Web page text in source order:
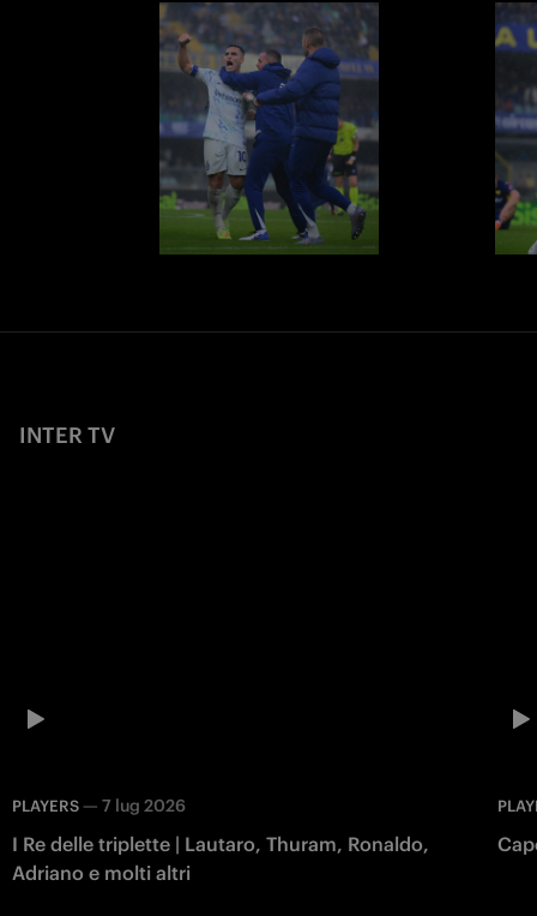
INTER TV
PLAYERS — 7 lug 2026
I Re delle triplette | Lautaro, Thuram, Ronaldo,
Adriano e molti altri